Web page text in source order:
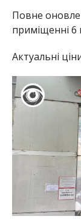
Повне
приміщенні 6
Актуальні